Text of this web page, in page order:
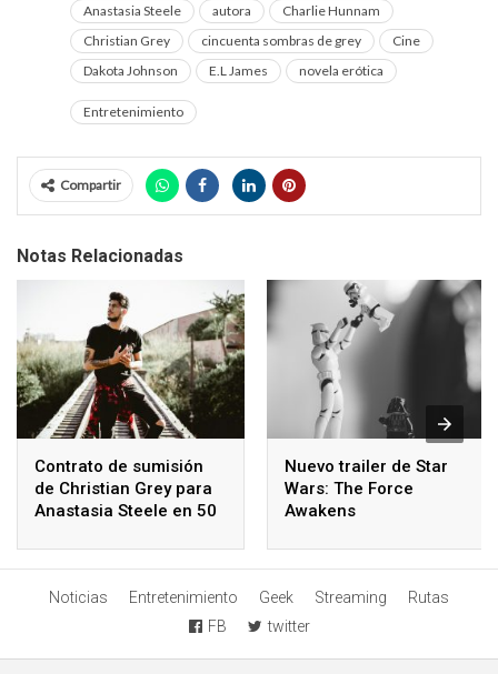
Anastasia Steele autora
Charlie Hunnam
Christian Grey
cincuenta sombras de grey
Cine
Dakota Johnson
E.L James novela erótica
Entretenimiento
Compartir
Notas Relacionadas
Contrato de sumisión
de Christian Grey para
Anastasia Steele en 50
Nuevo trailer de Star
Wars: The Force
Awakens
Noticias Entretenimiento Geek Streaming
Rutas
FB
twitter